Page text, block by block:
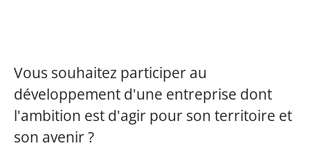
Vous souhaitez participer au
développement d'une entreprise dont
l'ambition est d'agir pour son territoire et
son avenir ?